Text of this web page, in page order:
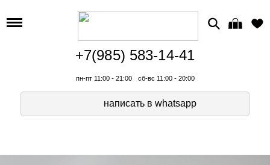
+7(985) 583-14-41
пн-пт 11:00 - 21:00 сб-вс 11:00 - 20:00
написать в whatsapp